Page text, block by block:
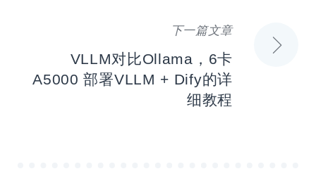
下一篇文章
VLLM对比Ollama，6卡
A5000 部署VLLM + Dify​​的详
细教程